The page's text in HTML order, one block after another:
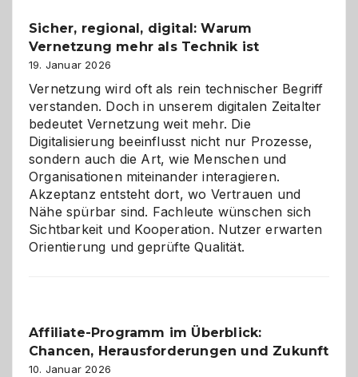
ein
dreifaches
Alaaf!
Sicher, regional, digital: Warum
Vernetzung mehr als Technik ist
19. Januar 2026
Vernetzung wird oft als rein technischer Begriff
verstanden. Doch in unserem digitalen Zeitalter
bedeutet Vernetzung weit mehr. Die
Digitalisierung beeinflusst nicht nur Prozesse,
sondern auch die Art, wie Menschen und
Organisationen miteinander interagieren.
Akzeptanz entsteht dort, wo Vertrauen und
Nähe spürbar sind. Fachleute wünschen sich
Sichtbarkeit und Kooperation. Nutzer erwarten
Orientierung und geprüfte Qualität.
Affiliate-Programm im Überblick:
Chancen, Herausforderungen und Zukunft
10. Januar 2026